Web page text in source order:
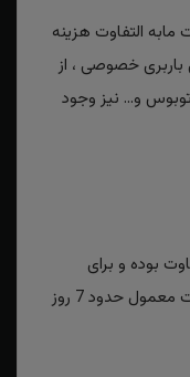
التفاوت هزینه
خصوصی ، از
و... نیز وجود
بوده و برای
روش‌های سریع بین 2 تا 3 روز و در حالت معمول حدود 7 روز